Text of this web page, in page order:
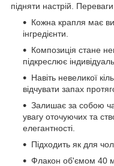
підняти настрій.
Кожна крапля має
інгредієнти.
Композиція стане
підкреслює
Навіть невеликої
відчувати запах
Залишає за собою
увагу оточуючих та
елегантності.
Підходить як для
Флакон об'ємом 40